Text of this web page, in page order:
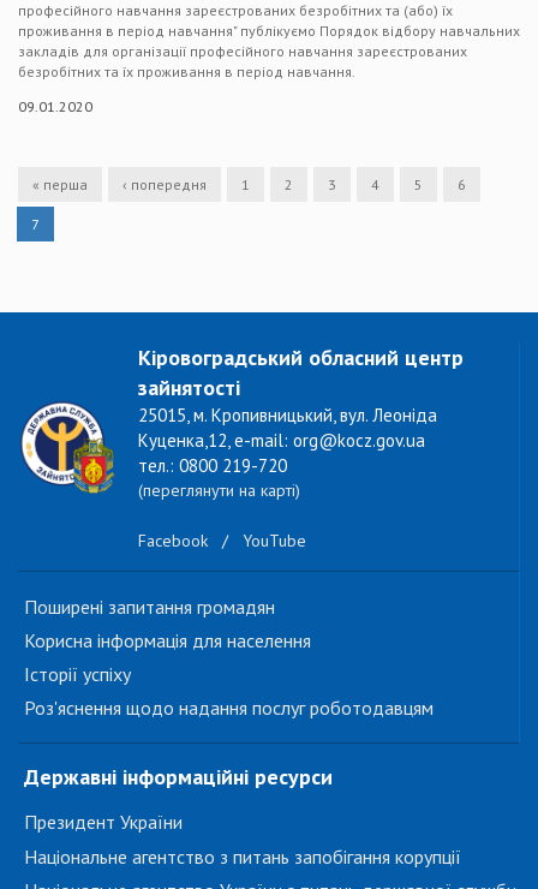
професійного навчання зареєстрованих безробітних та (або) їх
проживання в період навчання" публікуємо Порядок відбору навчальних
закладів для організації професійного навчання зареєстрованих
безробітних та їх проживання в період навчання.
09.01.2020
« перша ‹ попередня 1 2 3 4 5 6
7
Кіровоградський обласний центр
зайнятості
25015, м. Кропивницький, вул. Леоніда
Куценка,12, e-mail: org@kocz.gov.ua
тел.: 0800 219-720
(переглянути на карті)
Facebook / YouTube
Поширені запитання громадян
Корисна інформація для населення
Історії успіху
Роз'яснення щодо надання послуг роботодавцям
Державні інформаційні ресурси
Президент України
Національне агентство з питань запобігання корупції